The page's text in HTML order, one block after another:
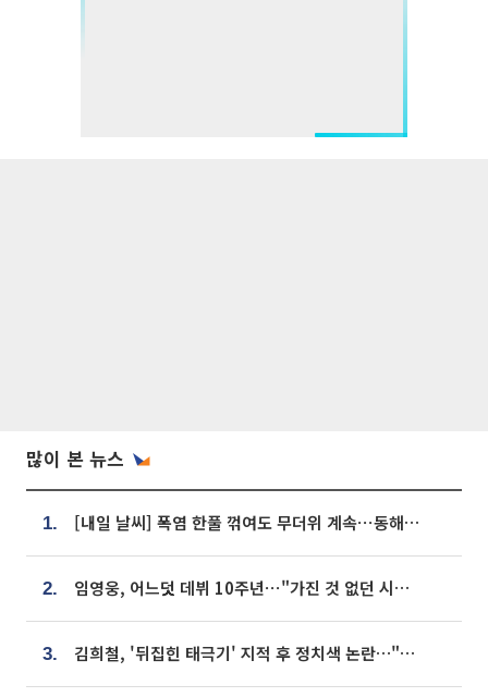
많이 본 뉴스
1. [내일 날씨] 폭염 한풀 꺾여도 무더위 계속⋯동해안 이틀 연속 비
2. 임영웅, 어느덧 데뷔 10주년⋯"가진 것 없던 시절, 내 앞엔 20명의 팬뿐"
3. 김희철, '뒤집힌 태극기' 지적 후 정치색 논란…"좌우 떠나 우리나라 국기"